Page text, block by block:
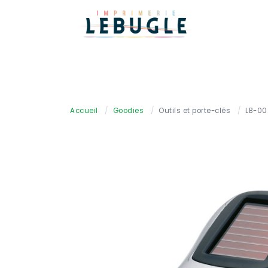
Accueil / Goodies / Outils et porte-clés / LB-